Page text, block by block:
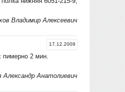
Владимир Алексеевич
17.12.2009
пимерно 2 мин.
Александр Анатолиевич